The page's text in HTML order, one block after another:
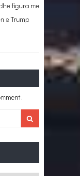
figura me
e Trump